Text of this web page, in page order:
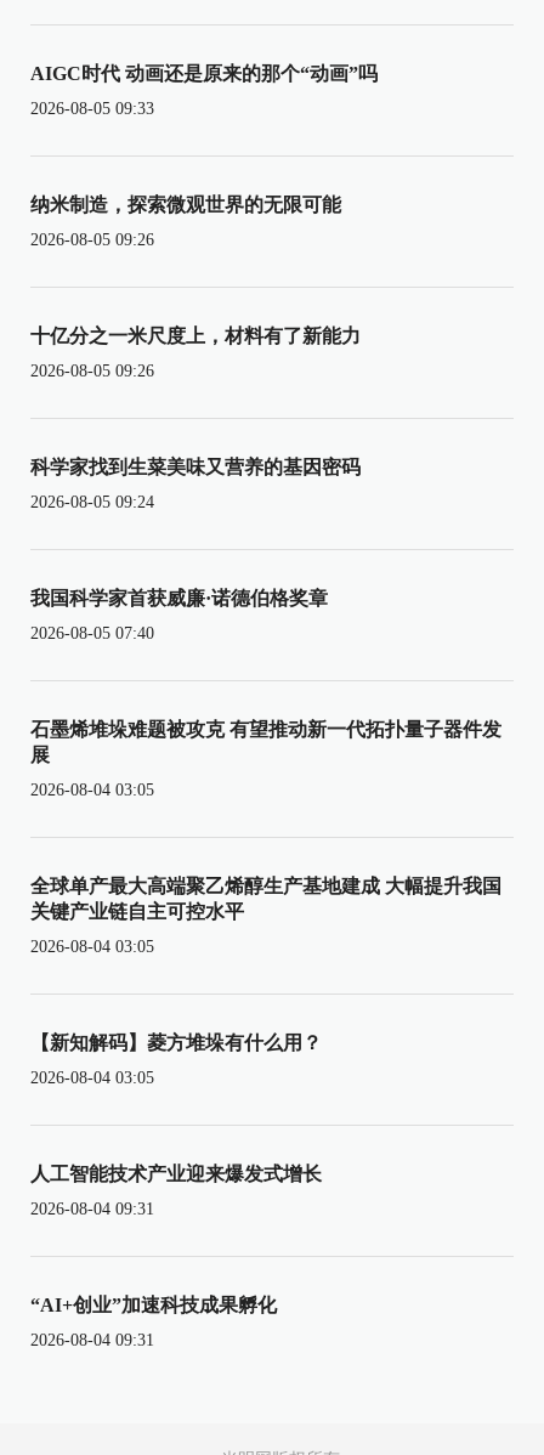
AIGC时代 动画还是原来的那个“动画”吗
2026-08-05 09:33
纳米制造，探索微观世界的无限可能
2026-08-05 09:26
十亿分之一米尺度上，材料有了新能力
2026-08-05 09:26
科学家找到生菜美味又营养的基因密码
2026-08-05 09:24
我国科学家首获威廉·诺德伯格奖章
2026-08-05 07:40
石墨烯堆垛难题被攻克 有望推动新一代拓扑量子器件发
展
2026-08-04 03:05
全球单产最大高端聚乙烯醇生产基地建成 大幅提升我国
关键产业链自主可控水平
2026-08-04 03:05
【新知解码】菱方堆垛有什么用？
2026-08-04 03:05
人工智能技术产业迎来爆发式增长
2026-08-04 09:31
“AI+创业”加速科技成果孵化
2026-08-04 09:31